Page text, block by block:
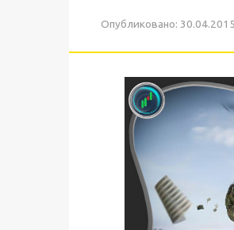
Опубликовано: 30.04.2015